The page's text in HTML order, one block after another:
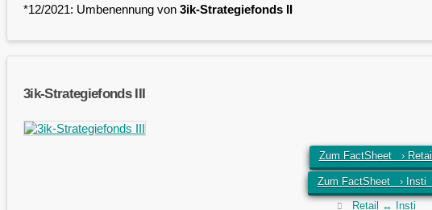
*12/2021: Umbenennung von 3ik-Strategiefonds II
3ik-Strategiefonds III
Zum FactSheet › Retail
Zum FactSheet › Insti
Retail ↔ Insti